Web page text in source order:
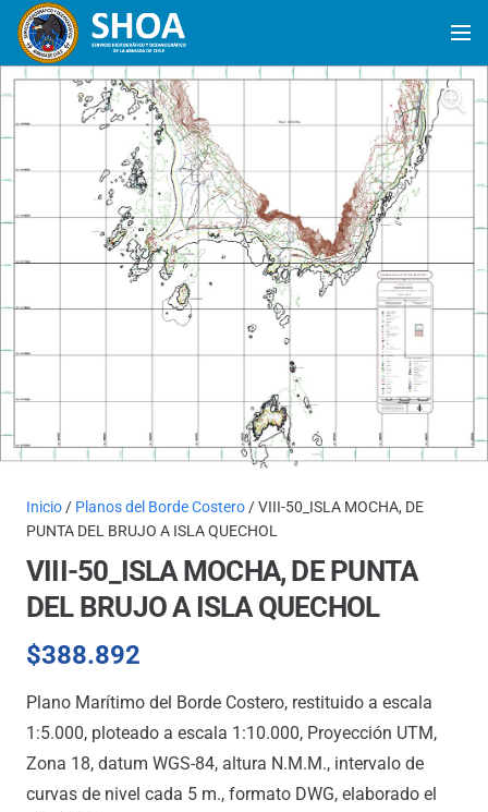
Inicio/ Planos del Borde Costero/ VIII-50_ISLA MOCHA, DE
PUNTA DEL BRUJO A ISLA QUECHOL
VIII-50_ISLA MOCHA, DE PUNTA
DEL BRUJO A ISLA QUECHOL
$388.892
Plano Marítimo del Borde Costero, restituido a escala
1:5.000, ploteado a escala 1:10.000, Proyección UTM,
Zona 18, datum WGS-84, altura N.M.M., intervalo de
curvas de nivel cada 5 m., formato DWG, elaborado el